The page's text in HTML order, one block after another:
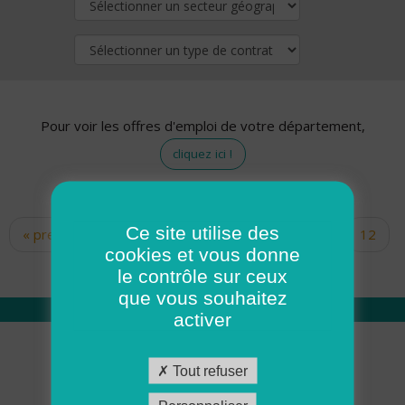
Pour voir les offres d'emploi de votre département,
cliquez ici !
Pages
« premier ‹ précédent … 10
12
14 15 16 17
Qui sommes nous
Académie ADMR
Ce site utilise des
cookies et vous donne
le contrôle sur ceux
que vous souhaitez
activer
Tout refuser